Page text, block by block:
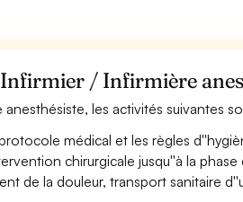
/ Infirmière
les activités suivantes
médical et les règles
chirurgicale jusqu''à la phase
de la douleur, transport sanitaire